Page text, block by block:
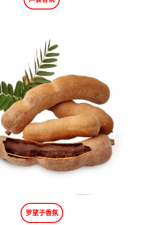
罗望子香氛